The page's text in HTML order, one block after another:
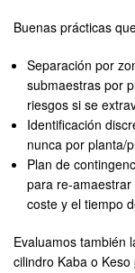
Buenas prácticas
Separación por
submaestras por
riesgos si se
Identificación
nunca por planta/
Plan de
para re-
coste y el tiempo
Evaluamos también
cilindro Kaba o